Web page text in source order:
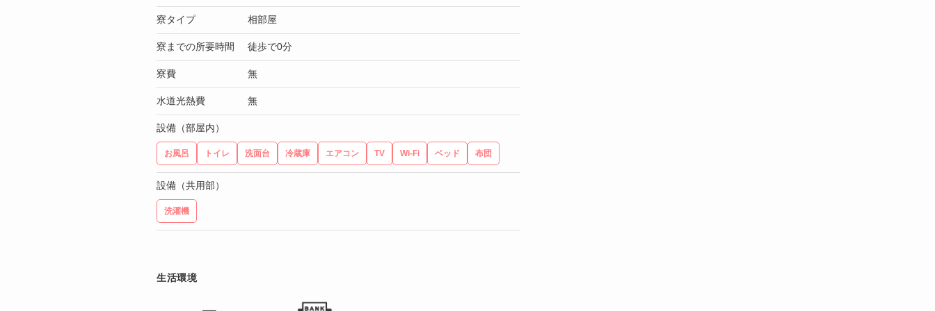
寮タイプ 相部屋
寮までの所要時間 徒歩で0分
寮費 無
水道光熱費 無
設備（部屋内）
お風呂 トイレ 洗面台 冷蔵庫 エアコン TV Wi-Fi ベッド 布団
設備（共用部）
洗濯機
生活環境